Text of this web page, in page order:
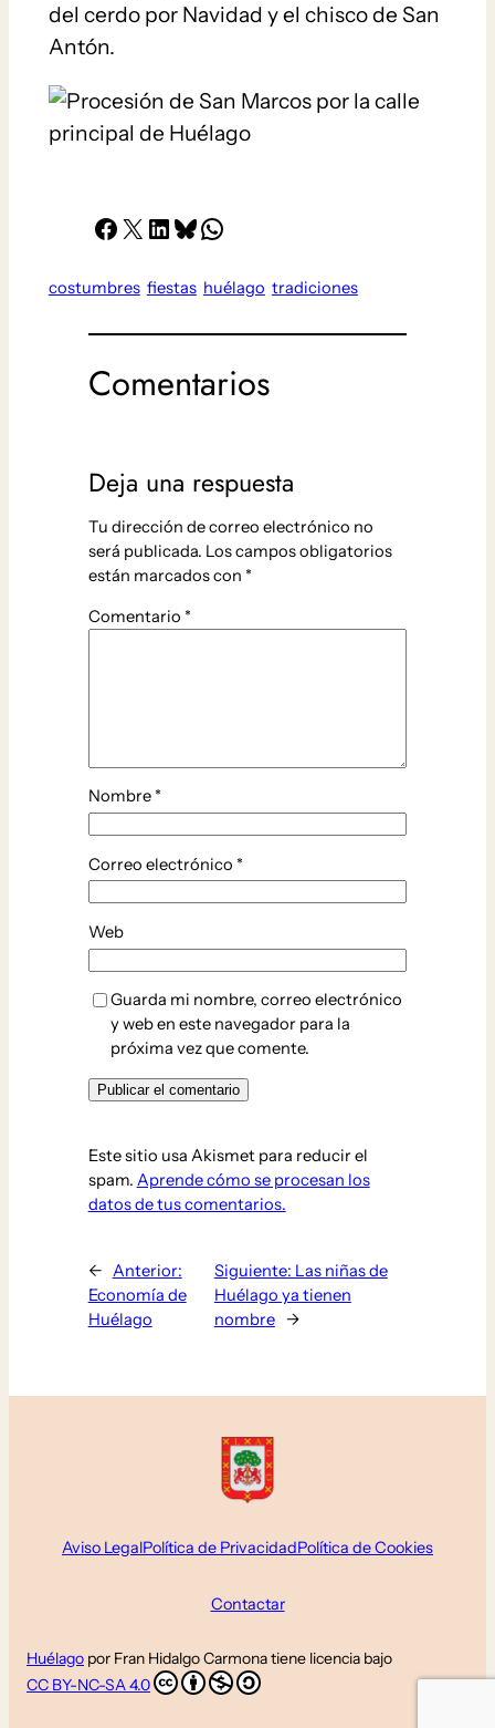
del cerdo por Navidad y el chisco de San
Antón.
Facebook
X LinkedIn
Bluesky
costumbres fiestas huélago tradiciones
Comentarios
Deja una respuesta
Tu dirección de correo electrónico no
será publicada. Los campos obligatorios
están marcados con *
Comentario *
Nombre *
Correo electrónico *
Web
Guarda mi nombre, correo electrónico
y web en este navegador para la
próxima vez que comente.
Este sitio usa Akismet para reducir el
spam. Aprende cómo se procesan los
datos de tus comentarios.
←
Anterior:
Economía de
Huélago
Siguiente: Las niñas de
Huélago ya tienen
nombre →
Aviso LegalPolítica de PrivacidadPolítica de Cookies
Contactar
Huélago por Fran Hidalgo Carmonatiene licencia bajo
CC BY-NC-SA 4.0